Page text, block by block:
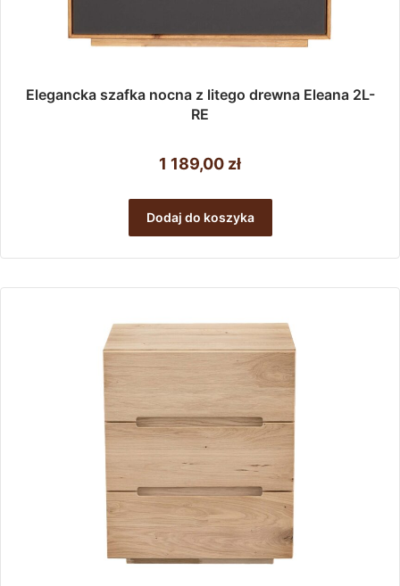
Elegancka szafka nocna z litego drewna Eleana 2L-
RE
1 189,00 zł
Dodaj do koszyka